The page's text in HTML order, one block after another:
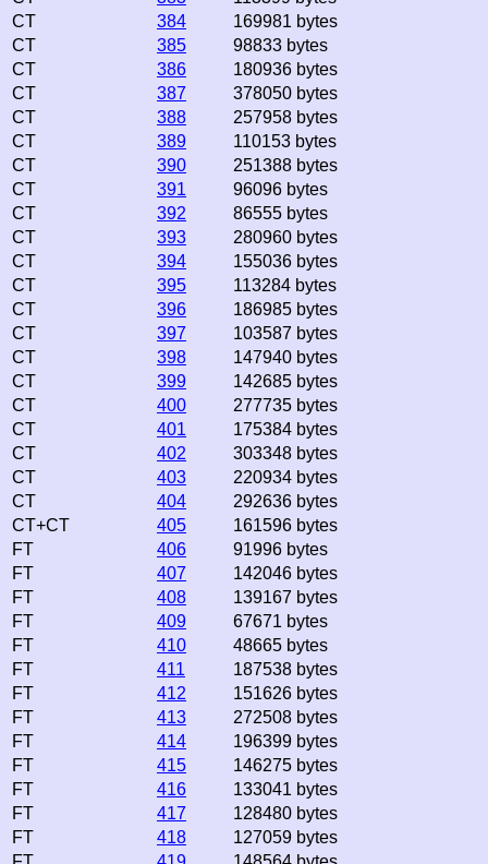
CT
384
169981 bytes
CT
385
98833 bytes
CT
386
180936 bytes
CT
387
378050 bytes
CT
388
257958 bytes
CT
389
110153 bytes
CT
390
251388 bytes
CT
391
96096 bytes
CT
392
86555 bytes
CT
393
280960 bytes
CT
394
155036 bytes
CT
395
113284 bytes
CT
396
186985 bytes
CT
397
103587 bytes
CT
398
147940 bytes
CT
399
142685 bytes
CT
400
277735 bytes
CT
401
175384 bytes
CT
402
303348 bytes
CT
403
220934 bytes
CT
404
292636 bytes
CT+CT
405
161596 bytes
FT
406
91996 bytes
FT
407
142046 bytes
FT
408
139167 bytes
FT
409
67671 bytes
FT
410
48665 bytes
FT
411
187538 bytes
FT
412
151626 bytes
FT
413
272508 bytes
FT
414
196399 bytes
FT
415
146275 bytes
FT
416
133041 bytes
FT
417
128480 bytes
FT
418
127059 bytes